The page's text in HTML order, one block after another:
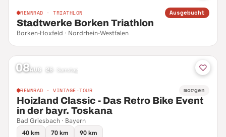
RENNRAD · TRIATHLON Ausgebucht
Stadtwerke Borken Triathlon
Borken-Hoxfeld · Nordrhein-Westfalen
08AUG 26 Samstag
RENNRAD · VINTAGE-TOUR morgen
Hoizland Classic - Das Retro Bike Event
in der bayr. Toskana
Bad Griesbach · Bayern
40 km
70 km 90 km